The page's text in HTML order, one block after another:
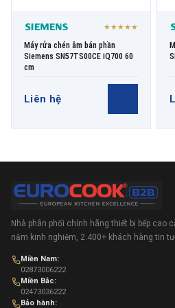
★★★★★
Máy rửa chén âm bán phần
Siemens SN57TS00CE iQ700 60
cm
Liên hệ
Nhà phân phối chính hãng thiết bị bếp cao
năm kinh nghiệm, 2.400+ khách hàng tin
Miền Nam:
02873006222
Miền Bắc:
02473036222
Bảo hành: